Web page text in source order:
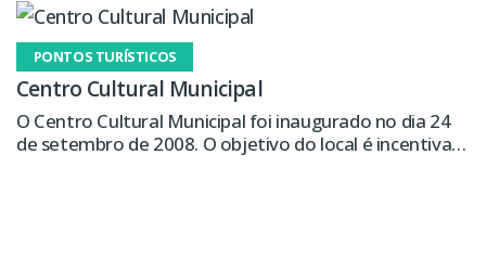
local para piqueniques, quiosques, playground, lago
artificial, pistas de skate e quadras esportivas que
periodicamente oferecem atividades com orientação
de professores de educação física.
PONTOS TURÍSTICOS
Centro Cultural Municipal
O Centro Cultural Municipal foi inaugurado no dia 24
de setembro de 2008. O objetivo do local é incentivar